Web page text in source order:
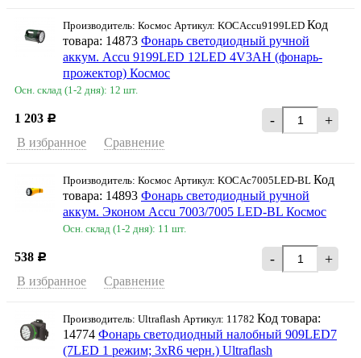
Производитель: Космос Артикул: KOCAccu9199LED Код
товара: 14873 Фонарь светодиодный ручной
аккум. Accu 9199LED 12LED 4V3AH (фонарь-
прожектор) Космос
Осн. склад (1-2 дня): 12 шт.
1 203 Р - +
В избранное Сравнение
Производитель: Космос Артикул: KOCAc7005LED-BL Код
товара: 14893 Фонарь светодиодный ручной
аккум. Эконом Accu 7003/7005 LED-BL Космос
Осн. склад (1-2 дня): 11 шт.
538 Р - +
В избранное Сравнение
Производитель: Ultraflash Артикул: 11782 Код товара:
14774 Фонарь светодиодный налобный 909LED7
(7LED 1 режим; 3хR6 черн.) Ultraflash